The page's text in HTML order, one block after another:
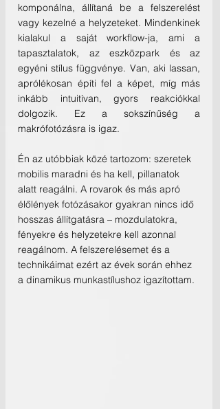
komponálna, állítaná be a felszerelést
vagy kezelné a helyzeteket. Mindenkinek
kialakul a saját workflow-ja, ami a
tapasztalatok, az eszközpark és az
egyéni stílus függvénye. Van, aki lassan,
aprólékosan építi fel a képet, míg más
inkább intuitívan, gyors reakciókkal
dolgozik. Ez a sokszínűség a
makrófotózásra is igaz.
Én az utóbbiak közé tartozom: szeretek
mobilis maradni és ha kell, pillanatok
alatt reagálni. A rovarok és más apró
élőlények fotózásakor gyakran nincs idő
hosszas állítgatásra – mozdulatokra,
fényekre és helyzetekre kell azonnal
reagálnom. A felszerelésemet és a
technikáimat ezért az évek során ehhez
a dinamikus munkastílushoz igazítottam.